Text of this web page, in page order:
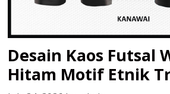
Desain Kaos Futsal
Hitam Motif Etnik